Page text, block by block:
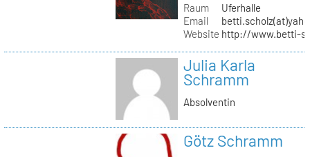
Raum
Uferhalle
Email
Website http://www.betti-
Julia Karla
Schramm
Absolventin
Götz Schramm